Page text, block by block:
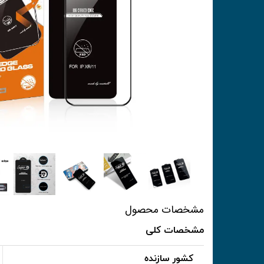
مشخصات محصول
مشخصات کلی
کشور سازنده